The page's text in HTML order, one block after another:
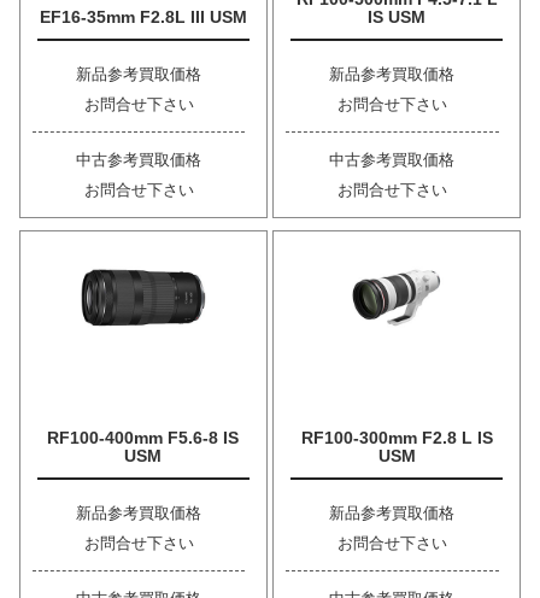
EF16-35mm F2.8L III USM
新品参考買取価格
お問合せ下さい
中古参考買取価格
お問合せ下さい
IS USM
新品参考買取価格
お問合せ下さい
中古参考買取価格
お問合せ下さい
RF100-400mm F5.6-8 IS
USM
新品参考買取価格
お問合せ下さい
RF100-300mm F2.8 L IS
USM
新品参考買取価格
お問合せ下さい